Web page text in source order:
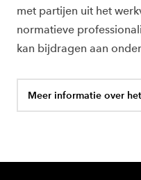
met partijen uit het
normatieve
kan bijdragen aan
Meer informatie over